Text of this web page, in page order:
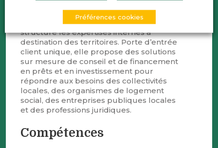
Créée en 2018, la Banque des Territoires
est un des cinq métiers de la Caisse des
Dépôts. Elle rassemble dans une même
structure les expertises internes à
destination des territoires. Porte d’entrée
client unique, elle propose des solutions
sur mesure de conseil et de financement
en prêts et en investissement pour
répondre aux besoins des collectivités
locales, des organismes de logement
social, des entreprises publiques locales
et des professions juridiques.
Compétences
Préférences cookies